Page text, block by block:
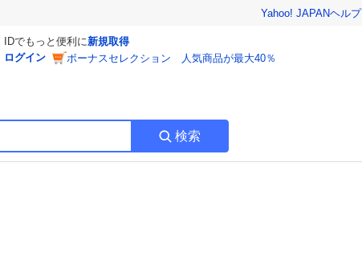
Yahoo! JAPANヘルプ
IDでもっと便利に新規取得
ログイン
ボーナスセレクション 人気商品が最大40％
検索